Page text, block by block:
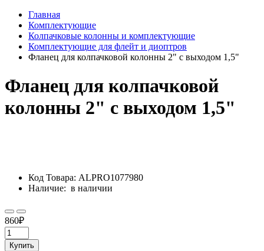
Главная
Комплектующие
Колпачковые колонны и комплектующие
Комплектующие для флейт и диоптров
Фланец для колпачковой колонны 2" с выходом 1,5"
Фланец для колпачковой
колонны 2" с выходом 1,5"
Код Товара: ALPRO1077980
Наличие: в наличии
860₽
Купить